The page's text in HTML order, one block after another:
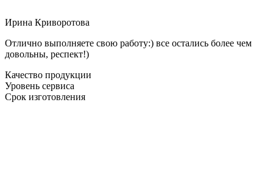
Ирина Криворотова
Отлично выполняете свою работу:) все остались более чем
довольны, респект!)
Качество продукции
Уровень сервиса
Срок изготовления